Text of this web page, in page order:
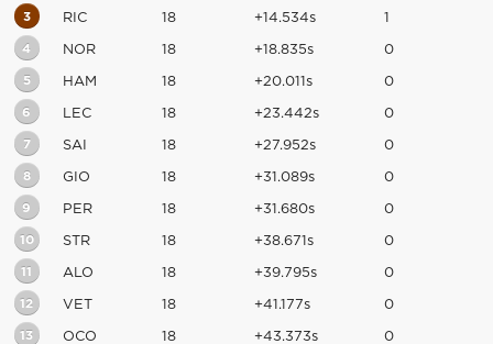
3 RIC 18 +14.534s 1
4 NOR 18 +18.835s 0
5 HAM 18 +20.011s 0
6 LEC 18 +23.442s 0
7 SAI 18 +27.952s 0
8 GIO 18 +31.089s 0
9 PER 18 +31.680s 0
10 STR 18 +38.671s 0
11 ALO 18 +39.795s 0
12 VET 18 +41.177s 0
13 OCO 18 +43.373s 0